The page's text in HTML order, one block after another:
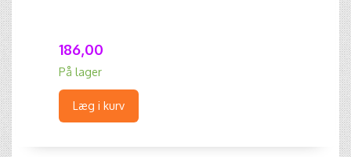
186,00
På lager
Læg i kurv